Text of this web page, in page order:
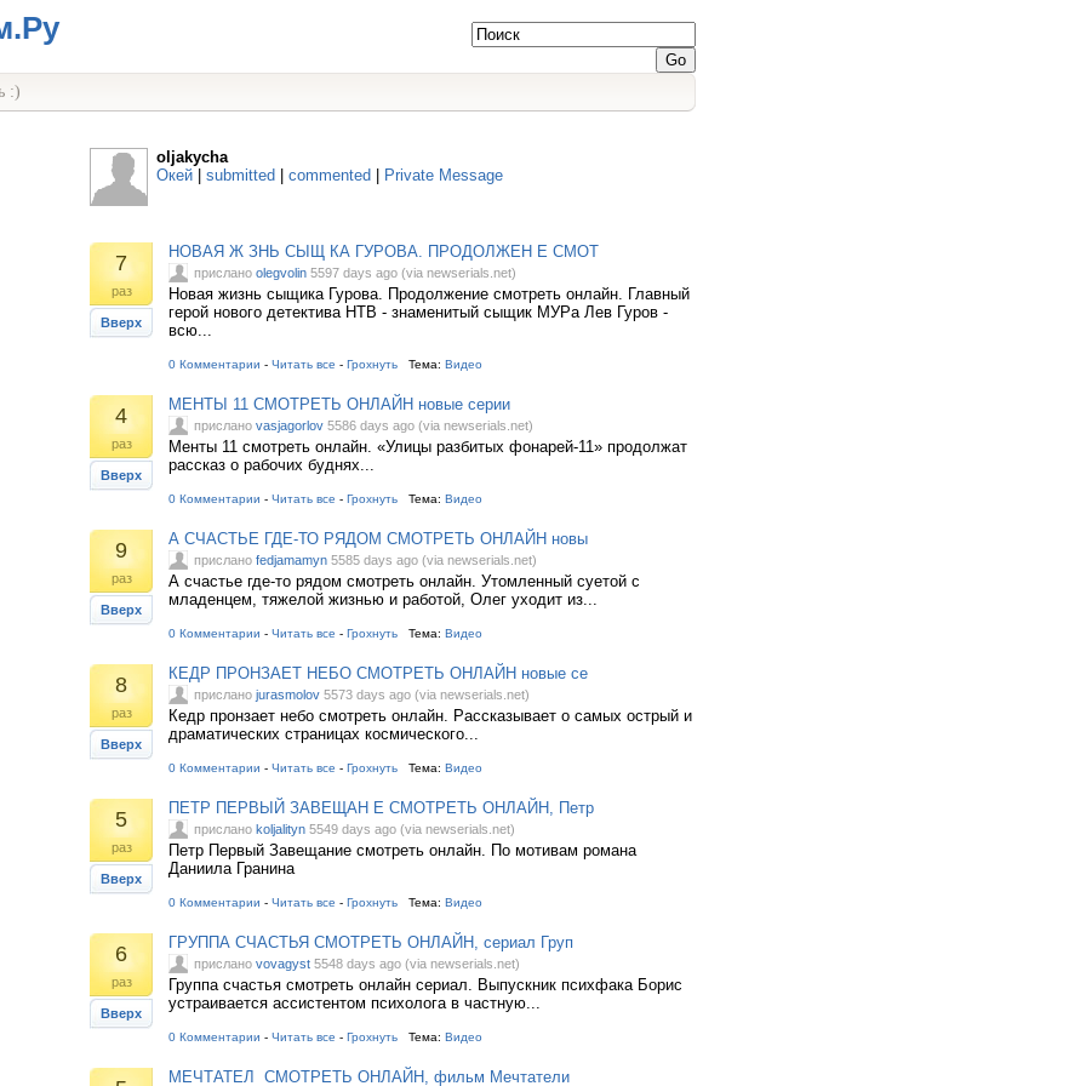
:)
oljakycha
Окей
submitted commented Private Message
7
раз
Вверх
НОВАЯ Ж ЗНЬ СЫЩ КА ГУРОВА. ПРОДОЛЖЕН Е СМОТ
прислано olegvolin 5597 days ago (via newserials.net)
Новая жизнь сыщика Гурова. Продолжение смотреть онлайн. Главный
герой нового детектива НТВ - знаменитый сыщик МУРа Лев Гуров -
всю...
0 Комментарии - Читать все - Грохнуть Тема: Видео
4
раз
Вверх
МЕНТЫ 11 СМОТРЕТЬ ОНЛАЙН новые серии
прислано vasjagorlov 5586 days ago (via newserials.net)
Менты 11 смотреть онлайн. «Улицы разбитых фонарей-11» продолжат
рассказ о рабочих буднях...
0 Комментарии - Читать все - Грохнуть Тема: Видео
9
раз
Вверх
А СЧАСТЬЕ ГДЕ-ТО РЯДОМ СМОТРЕТЬ ОНЛАЙН новы
прислано fedjamamyn 5585 days ago (via newserials.net)
А счастье где-то рядом смотреть онлайн. Утомленный суетой с
младенцем, тяжелой жизнью и работой, Олег уходит из...
0 Комментарии - Читать все - Грохнуть Тема: Видео
8
раз
Вверх
КЕДР ПРОНЗАЕТ НЕБО СМОТРЕТЬ ОНЛАЙН новые се
прислано jurasmolov 5573 days ago (via newserials.net)
Кедр пронзает небо смотреть онлайн. Рассказывает о самых острый и
драматических страницах космического...
0 Комментарии - Читать все - Грохнуть Тема: Видео
5
раз
Вверх
ПЕТР ПЕРВЫЙ ЗАВЕЩАН Е СМОТРЕТЬ ОНЛАЙН, Петр
прислано koljalityn 5549 days ago (via newserials.net)
Петр Первый Завещание смотреть онлайн. По мотивам романа
Даниила Гранина
0 Комментарии - Читать все - Грохнуть Тема: Видео
6
раз
Вверх
ГРУППА СЧАСТЬЯ СМОТРЕТЬ ОНЛАЙН, сериал Груп
прислано vovagyst 5548 days ago (via newserials.net)
Группа счастья смотреть онлайн сериал. Выпускник психфака Борис
устраивается ассистентом психолога в частную...
0 Комментарии - Читать все - Грохнуть Тема: Видео
МЕЧТАТЕЛ СМОТРЕТЬ ОНЛАЙН, фильм Мечтатели